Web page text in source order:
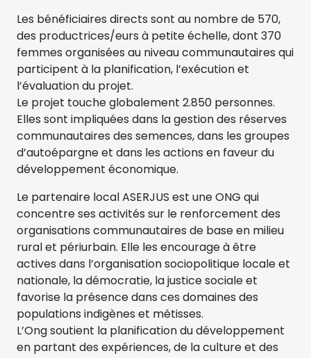
Les bénéficiaires directs sont au nombre de 570,
des productrices/eurs à petite échelle, dont 370
femmes organisées au niveau communautaires qui
participent à la planification, l’exécution et
l’évaluation du projet.
Le projet touche globalement 2.850 personnes.
Elles sont impliquées dans la gestion des réserves
communautaires des semences, dans les groupes
d’autoépargne et dans les actions en faveur du
développement économique.
Le partenaire local ASERJUS est une ONG qui
concentre ses activités sur le renforcement des
organisations communautaires de base en milieu
rural et périurbain. Elle les encourage à être
actives dans l’organisation sociopolitique locale et
nationale, la démocratie, la justice sociale et
favorise la présence dans ces domaines des
populations indigènes et métisses.
L’Ong soutient la planification du développement
en partant des expériences, de la culture et des